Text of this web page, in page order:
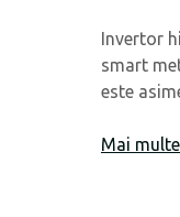
Invertor
smart
este
Mai